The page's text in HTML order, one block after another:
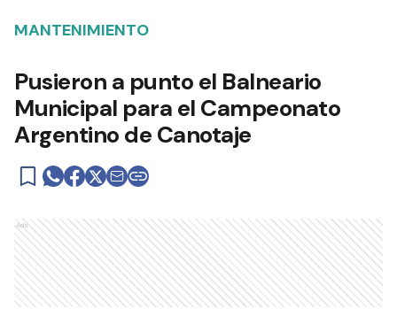
MANTENIMIENTO
Pusieron a punto el Balneario
Municipal para el Campeonato
Argentino de Canotaje
Ads